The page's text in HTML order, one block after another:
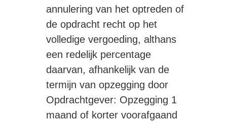
annulering van het optreden of
de opdracht recht op het
volledige vergoeding, althans
een redelijk percentage
daarvan, afhankelijk van de
termijn van opzegging door
Opdrachtgever: Opzegging 1
maand of korter voorafgaand